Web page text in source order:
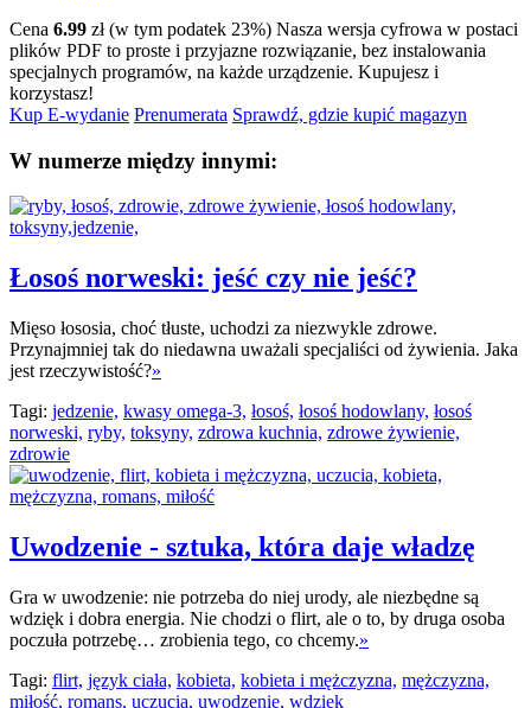
Cena 6.99 zł (w tym podatek 23%) Nasza wersja cyfrowa w postaci
plików PDF to proste i przyjazne rozwiązanie, bez instalowania
specjalnych programów, na każde urządzenie. Kupujesz i
korzystasz!
Kup E-wydanie Prenumerata Sprawdź, gdzie kupić magazyn
W numerze między innymi:
Łosoś norweski: jeść czy nie jeść?
Mięso łososia, choć tłuste, uchodzi za niezwykle zdrowe.
Przynajmniej tak do niedawna uważali specjaliści od żywienia. Jaka
jest rzeczywistość?»
Tagi: jedzenie, kwasy omega-3, łosoś, łosoś hodowlany, łosoś
norweski, ryby, toksyny, zdrowa kuchnia, zdrowe żywienie,
zdrowie
Uwodzenie - sztuka, która daje władzę
Gra w uwodzenie: nie potrzeba do niej urody, ale niezbędne są
wdzięk i dobra energia. Nie chodzi o flirt, ale o to, by druga osoba
poczuła potrzebę… zrobienia tego, co chcemy.»
Tagi: flirt, język ciała, kobieta, kobieta i mężczyzna, mężczyzna,
miłość, romans, uczucia, uwodzenie, wdzięk